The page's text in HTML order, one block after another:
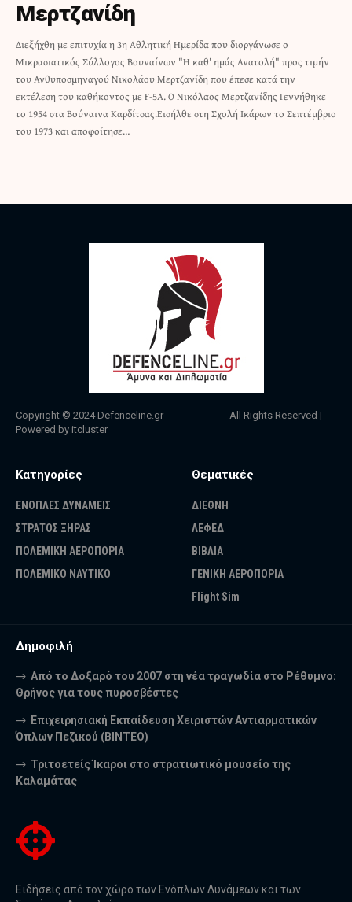
Μερτζανίδη
Διεξήχθη με επιτυχία η 3η Αθλητική Ημερίδα που διοργάνωσε ο
Μικρασιατικός Σύλλογος Βουναίνων "Η καθ' ημάς Ανατολή" προς τιμήν
του Ανθυποσμηναγού Νικολάου Μερτζανίδη που έπεσε κατά την
εκτέλεση του καθήκοντος με F-5A. Ο Νικόλαος Μερτζανίδης Γεννήθηκε
το 1954 στα Βούναινα Καρδίτσας.Εισήλθε στη Σχολή Ικάρων το Σεπτέμβριο
του 1973 και αποφοίτησε…
Copyright © 2024 Defenceline.gr All Rights Reserved |
Powered by itcluster
Κατηγορίες
ΕΝΟΠΛΕΣ ΔΥΝΑΜΕΙΣ
ΣΤΡΑΤΟΣ ΞΗΡΑΣ
ΠΟΛΕΜΙΚΗ ΑΕΡΟΠΟΡΙΑ
ΠΟΛΕΜΙΚΟ ΝΑΥΤΙΚΟ
Θεματικές
ΔΙΕΘΝΗ
ΛΕΦΕΔ
ΒΙΒΛΙΑ
ΓΕΝΙΚΗ ΑΕΡΟΠΟΡΙΑ
Flight Sim
Δημοφιλή
Από το Δοξαρό του 2007 στη νέα τραγωδία στο Ρέθυμνο:
Θρήνος για τους πυροσβέστες
Επιχειρησιακή Εκπαίδευση Χειριστών Αντιαρματικών
Όπλων Πεζικού (ΒΙΝΤΕΟ)
Τριτοετείς Ίκαροι στο στρατιωτικό μουσείο της
Καλαμάτας
Ειδήσεις από τον χώρο των Ενόπλων Δυνάμεων και των